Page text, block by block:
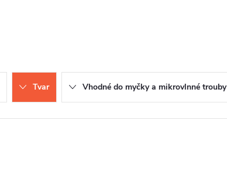
Tvar Vhodné do myčky a mikrovlnné trouby